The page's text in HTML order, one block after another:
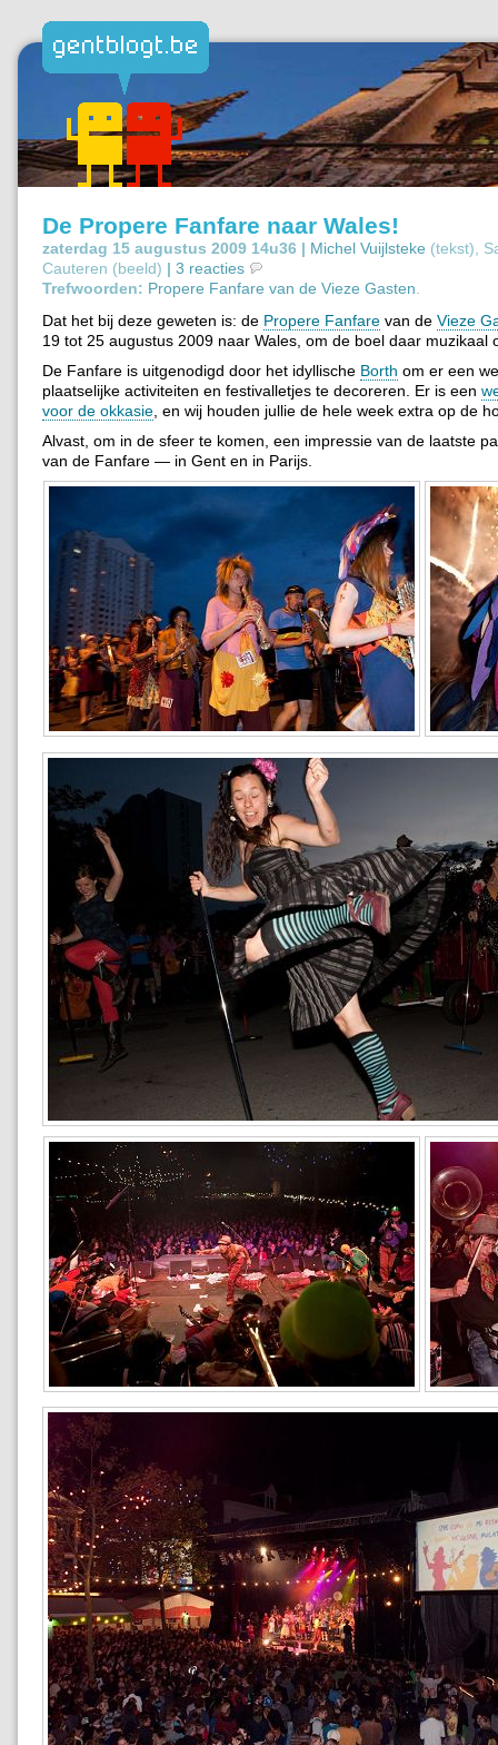
De Propere Fanfare naar Wales!
zaterdag 15 augustus 2009 14u36 | Michel Vuijlsteke (tekst),
Cauteren (beeld) | 3 reacties
Trefwoorden: Propere Fanfare van de Vieze Gasten
Dat het bij deze geweten is: de Propere Fanfare van de Vieze
19 tot 25 augustus 2009 naar Wales, om de boel daar muzikaal
De Fanfare is uitgenodigd door het idyllische Borth om er een
plaatselijke activiteiten en festivalletjes te decoreren. Er is een
voor de okkasie , en wij houden jullie de hele week extra op de
Alvast, om in de sfeer te komen, een impressie van de laatste
van de Fanfare — in Gent en in Parijs.